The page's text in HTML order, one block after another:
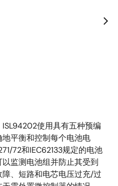
ISL94202 3至8芯电池组监
车、电动玩具和电能储存
其进行监测和保护。高度
电电池组，可实现电芯均
使用具有五种预编
平衡和控制每个电池电
72和IEC62133规定的电池
监测电池组并防止其受到
、短路和电芯电压过充/过